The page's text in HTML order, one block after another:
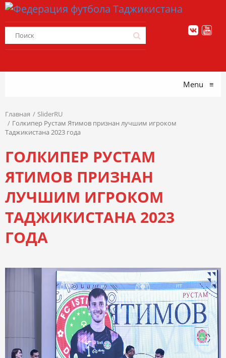
Menu ≡
Главная
SliderRU
Голкипер Рустам Ятимов признан лучшим игроком
Таджикистана 2023 года
ГОЛКИПЕР РУСТАМ
ЯТИМОВ ПРИЗНАН
ЛУЧШИМ ИГРОКОМ
ТАДЖИКИСТАНА 2023
ГОДА